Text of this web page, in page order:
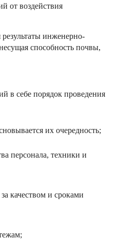
от воздействия
инженерно-
способность почвы,
в себе порядок проведения
их очередность;
персонала, техники и
качеством и сроками